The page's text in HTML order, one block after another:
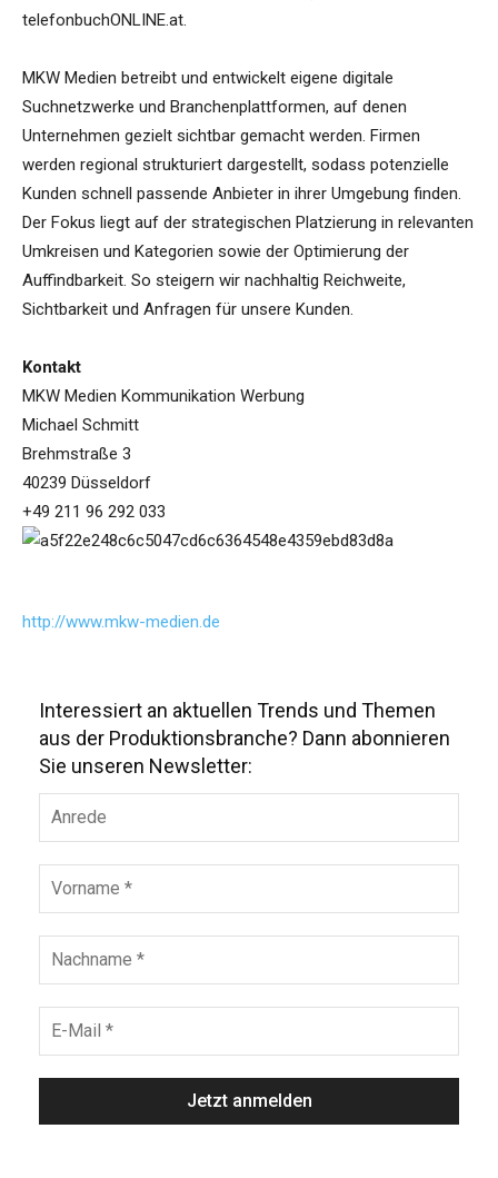
telefonbuchONLINE.at.
MKW Medien betreibt und entwickelt eigene digitale
Suchnetzwerke und Branchenplattformen, auf denen
Unternehmen gezielt sichtbar gemacht werden. Firmen
werden regional strukturiert dargestellt, sodass potenzielle
Kunden schnell passende Anbieter in ihrer Umgebung finden.
Der Fokus liegt auf der strategischen Platzierung in relevanten
Umkreisen und Kategorien sowie der Optimierung der
Auffindbarkeit. So steigern wir nachhaltig Reichweite,
Sichtbarkeit und Anfragen für unsere Kunden.
Kontakt
MKW Medien Kommunikation Werbung
Michael Schmitt
Brehmstraße 3
40239 Düsseldorf
+49 211 96 292 033
http://www.mkw-medien.de
Interessiert an aktuellen Trends und Themen
aus der Produktionsbranche? Dann abonnieren
Sie unseren Newsletter: